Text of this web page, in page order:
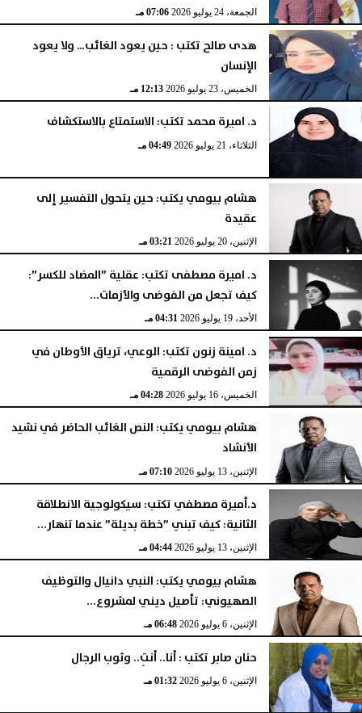
الجمعة، 24 يوليو 2026 07:06 مـ
هدى صالح تكتب : حين يعود الغائب… ولا يعود
الإنسان
الخميس، 23 يوليو 2026 12:13 مـ
د. اميرة محمد تكتب: الاستمتاع بالاستكشاف
الثلاثاء، 21 يوليو 2026 04:49 مـ
هشام بيومي يكتب: حين يتحول التفسير إلى
عقيدة
الإثنين، 20 يوليو 2026 03:21 مـ
د. اميرة مصطفى تكتب: عقلية ”المضاد للكسر”:
كيف تجعل من الفوضى والأزمات...
الأحد، 19 يوليو 2026 04:31 مـ
د. امينة زنون تكتب: الوعي، ترياق الأوطان في
زمن الفوضى الرقمية
الخميس، 16 يوليو 2026 04:28 مـ
هشام بيومي يكتب: النص الغائب الحاضر في نشيد
الأنشاد
الإثنين، 13 يوليو 2026 07:10 مـ
د.أميرة مصطفي تكتب: سيكولوجية الانطلاقة
الثانية: كيف تبني ”خطة بديلة” عندما تنهار...
الإثنين، 13 يوليو 2026 04:44 مـ
هشام بيومي يكتب: النبي دانيال والتوظيف
الصهيوني: تأصيل ديني لمشروع...
الإثنين، 6 يوليو 2026 06:48 مـ
حنان صابر تكتب : أنا.. أنتِ.. وثوب الرجال
الإثنين، 6 يوليو 2026 01:32 مـ